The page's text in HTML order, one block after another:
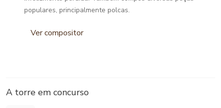
populares, principalmente polcas.
Ver compositor
A torre em concurso